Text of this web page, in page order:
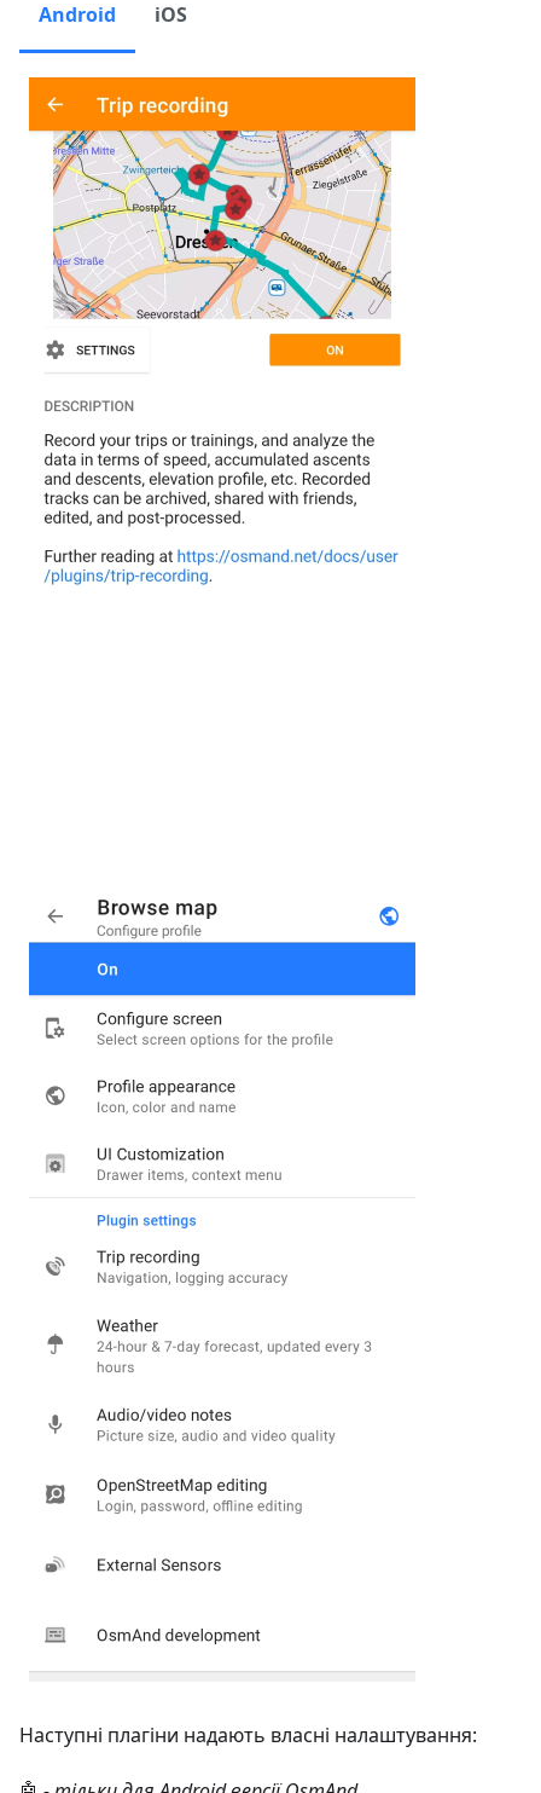
Android iOS
Наступні плагіни надають власні налаштування: